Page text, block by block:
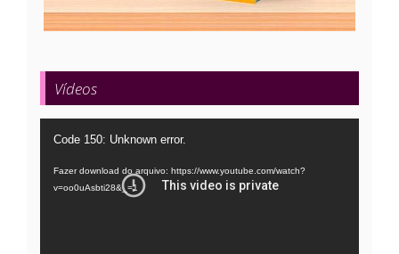
Vídeos
Tocador
vídeo
Code 150: Unknown error.
Fazer download do arquivo: https://www.youtube.com/watch?
v=oo0uAsbti28&_=1